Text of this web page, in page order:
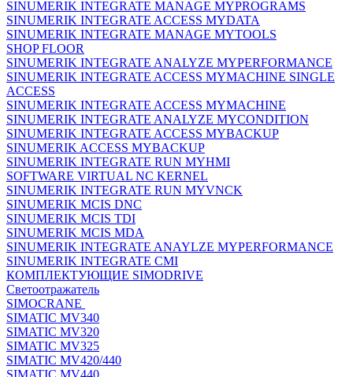
SINUMERIK INTEGRATE MANAGE MYPROGRAMS
SINUMERIK INTEGRATE ACCESS MYDATA
SINUMERIK INTEGRATE MANAGE MYTOOLS
SHOP FLOOR
SINUMERIK INTEGRATE ANALYZE MYPERFORMANCE
SINUMERIK INTEGRATE ACCESS MYMACHINE SINGLE
ACCESS
SINUMERIK INTEGRATE ACCESS MYMACHINE
SINUMERIK INTEGRATE ANALYZE MYCONDITION
SINUMERIK INTEGRATE ACCESS MYBACKUP
SINUMERIK ACCESS MYBACKUP
SINUMERIK INTEGRATE RUN MYHMI
SOFTWARE VIRTUAL NC KERNEL
SINUMERIK INTEGRATE RUN MYVNCK
SINUMERIK MCIS DNC
SINUMERIK MCIS TDI
SINUMERIK MCIS MDA
SINUMERIK INTEGRATE ANAYLZE MYPERFORMANCE
SINUMERIK INTEGRATE CMI
КОМПЛЕКТУЮЩИЕ SIMODRIVE
Светоотражатель
SIMOCRANE
SIMATIC MV340
SIMATIC MV320
SIMATIC MV325
SIMATIC MV420/440
SIMATIC MV440